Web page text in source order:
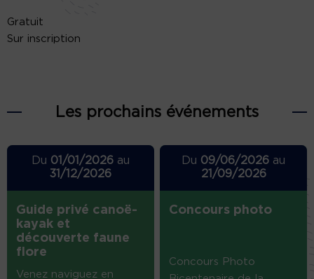
Gratuit
Sur inscription
Les prochains événements
Du 01/01/2026au
31/12/2026
Guide privé canoë-
kayak et
découverte faune
flore
Venez naviguez en
Du 09/06/2026 au
21/09/2026
Concours photo
Concours Photo